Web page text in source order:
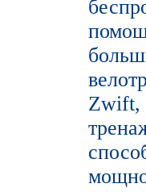
Zwift,